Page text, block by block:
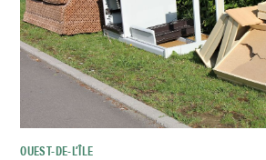
OUEST-DE-L’ÎLE